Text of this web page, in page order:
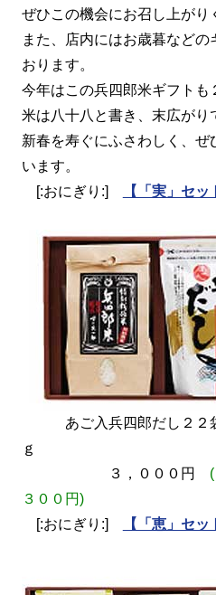
ぜひこの機会にお召し上がり
また、店内にはお歳暮など
おります。
今年はこの兵四郎米ギフトも
米は八十八と書き、末広がり
新春を寿ぐにふさわしく、
います。
[:おにぎり:]
【「実」セッ
あご入兵四郎だし２２袋
ｇ
３，０００円
３００円)
[:おにぎり:]
【「恵」セッ